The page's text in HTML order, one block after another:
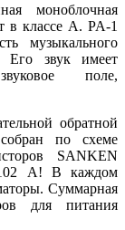
моноблочная
в классе A. PA-1
музыкального
Его звук имеет
поле,
обратной
по схеме
SANKEN
102 А! В каждом
Суммарная
для питания